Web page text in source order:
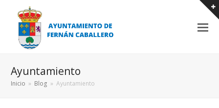
Ayuntamiento
Inicio » Blog » Ayuntamiento